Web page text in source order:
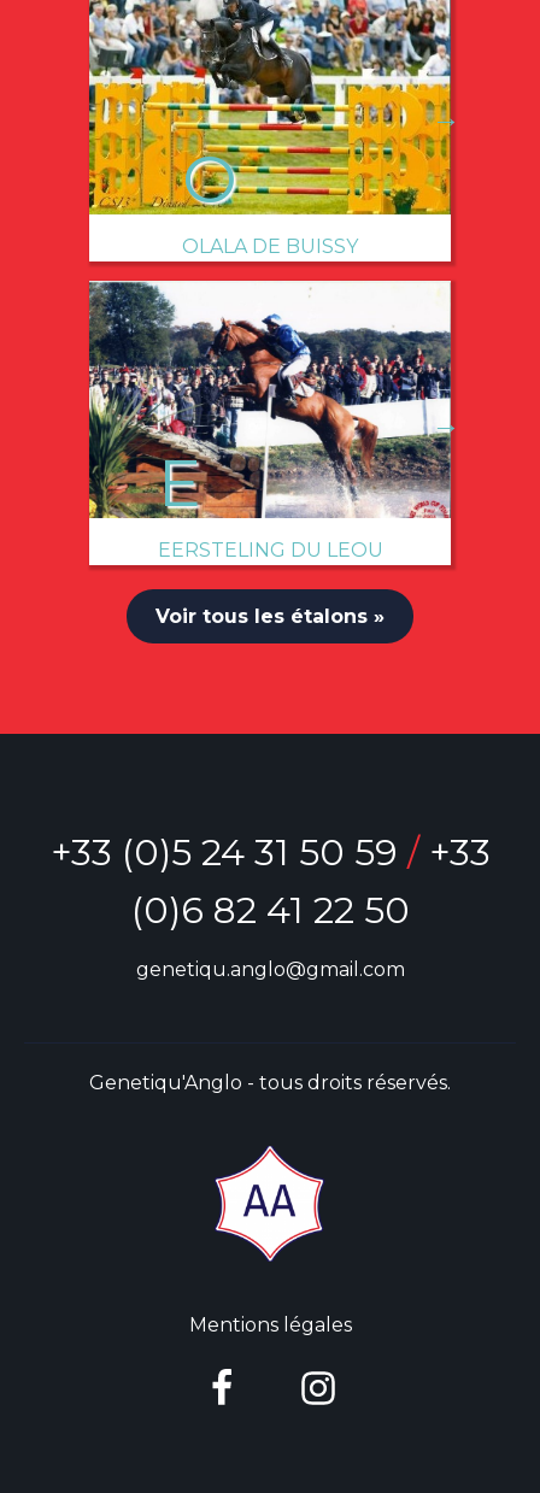
OLALA DE BUISSY
→
EERSTELING DU LEOU
→
Voir tous les étalons »
+33 (0)5 24 31 50 59 / +33
(0)6 82 41 22 50
genetiqu.anglo@gmail.com
Genetiqu'Anglo - tous droits réservés.
Mentions légales